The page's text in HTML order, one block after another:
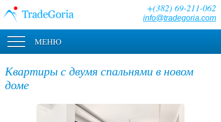
+(382) 69-211-062
info@tradegoria.com
МЕНЮ
Квартиры с двумя спальнями в новом
доме